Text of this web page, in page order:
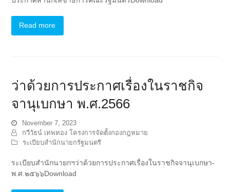
Read more
ว่าด้วยการประกาศเรื่องในราชกิจ
จานุเบกษา พ.ศ.2566
November 7, 2023
กวีวัธน์ เทพทอง โครงการจัดตั้งกองกฎหมาย
ระเบียบสำนักนายกรัฐมนตรี
ระเบียบสำนักนายกฯว่าด้วยการประกาศเรื่องในราชกิจจานุเบกษา-
พ.ศ.๒๕๖๖Download